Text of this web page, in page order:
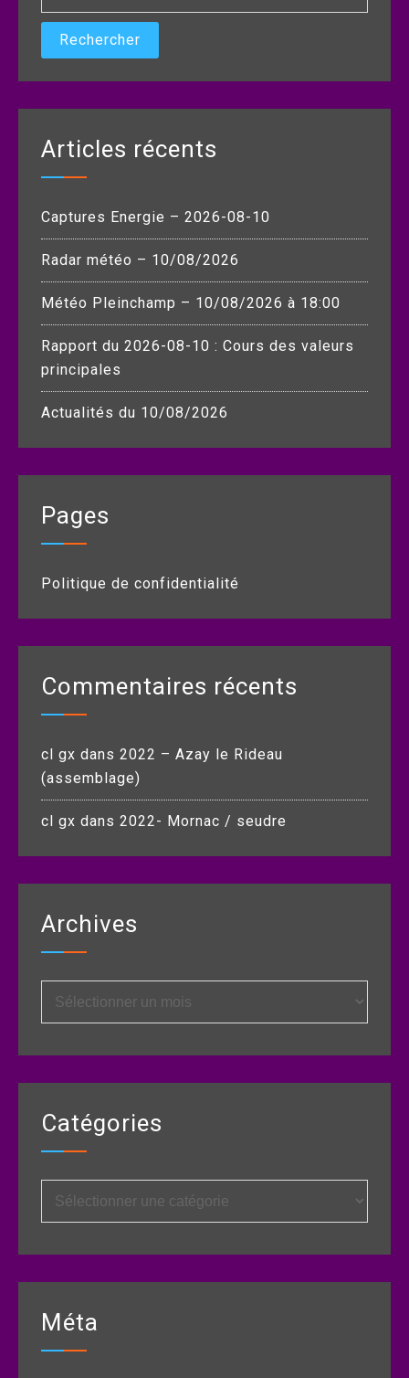
Articles récents
Captures Energie – 2026-08-10
Radar météo – 10/08/2026
Météo Pleinchamp – 10/08/2026 à 18:00
Rapport du 2026-08-10 : Cours des valeurs
principales
Actualités du 10/08/2026
Pages
Politique de confidentialité
Commentaires récents
cl gx dans 2022 – Azay le Rideau
(assemblage)
cl gx dans 2022- Mornac / seudre
Archives
Catégories
Méta